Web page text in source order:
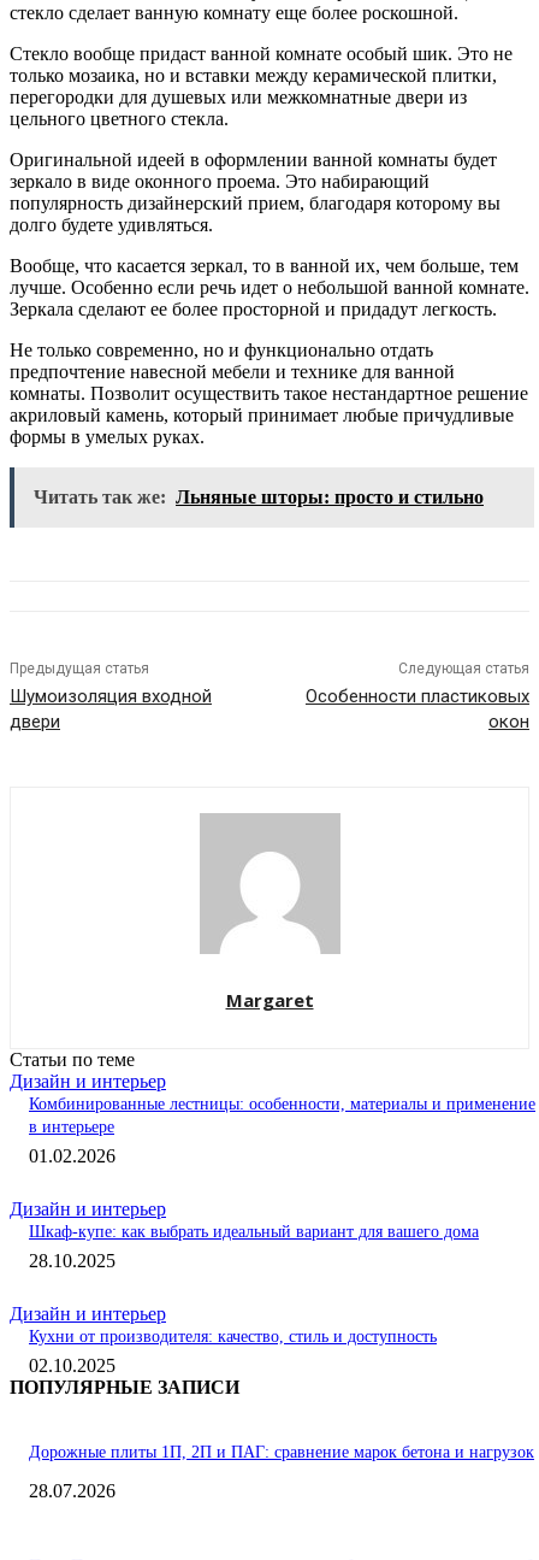
стекло сделает ванную комнату еще более роскошной.
Стекло вообще придаст ванной комнате особый шик. Это не
только мозаика, но и вставки между керамической плитки,
перегородки для душевых или межкомнатные двери из
цельного цветного стекла.
Оригинальной идеей в оформлении ванной комнаты будет
зеркало в виде оконного проема. Это набирающий
популярность дизайнерский прием, благодаря которому вы
долго будете удивляться.
Вообще, что касается зеркал, то в ванной их, чем больше, тем
лучше. Особенно если речь идет о небольшой ванной комнате.
Зеркала сделают ее более просторной и придадут легкость.
Не только современно, но и функционально отдать
предпочтение навесной мебели и технике для ванной
комнаты. Позволит осуществить такое нестандартное решение
акриловый камень, который принимает любые причудливые
формы в умелых руках.
Читать так же: Льняные шторы: просто и стильно
Предыдущая статья
Шумоизоляция входной
двери
Следующая статья
Особенности пластиковых
окон
Margaret
Статьи по теме
Дизайн и интерьер
Комбинированные лестницы: особенности, материалы и применение
в интерьере
01.02.2026
Дизайн и интерьер
Шкаф-купе: как выбрать идеальный вариант для вашего дома
28.10.2025
Дизайн и интерьер
Кухни от производителя: качество, стиль и доступность
02.10.2025
ПОПУЛЯРНЫЕ ЗАПИСИ
Дорожные плиты 1П, 2П и ПАГ: сравнение марок бетона и нагрузок
28.07.2026